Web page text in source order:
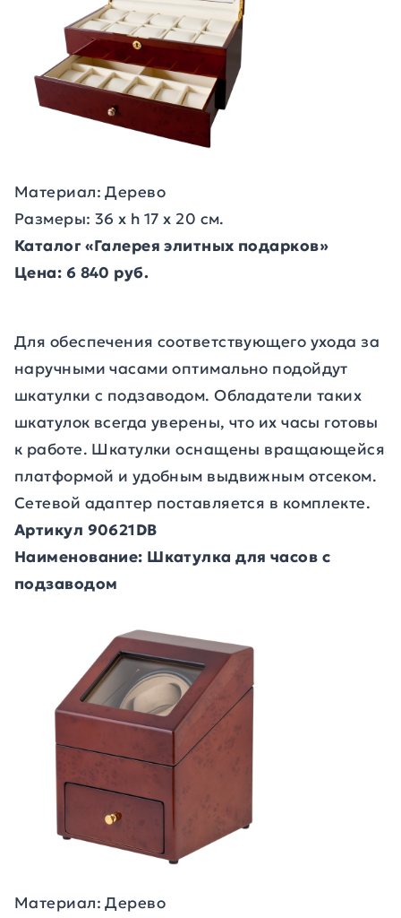
Материал: Дерево
Размеры: 36 х h 17 х 20 см.
Каталог «Галерея элитных подарков»
Цена: 6 840 руб.
Для обеспечения соответствующего ухода за
наручными часами оптимально подойдут
шкатулки с подзаводом. Обладатели таких
шкатулок всегда уверены, что их часы готовы
к работе. Шкатулки оснащены вращающейся
платформой и удобным выдвижным отсеком.
Сетевой адаптер поставляется в комплекте.
Артикул 90621DB
Наименование: Шкатулка для часов с
подзаводом
Материал: Дерево